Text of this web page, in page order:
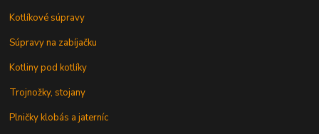
Kotlíkové súpravy
Súpravy na zabíjačku
Kotliny pod kotlíky
Trojnožky, stojany
Plničky klobás a jaterníc